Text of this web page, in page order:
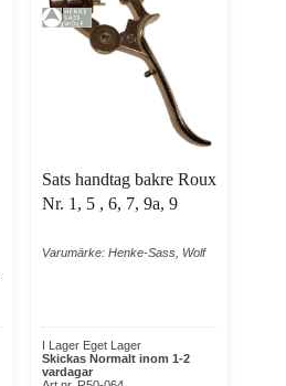
Sats handtag bakre Roux
Nr. 1, 5 , 6, 7, 9a, 9
Varumärke: Henke-Sass, Wolf
I Lager Eget Lager
Skickas Normalt inom 1-2
vardagar